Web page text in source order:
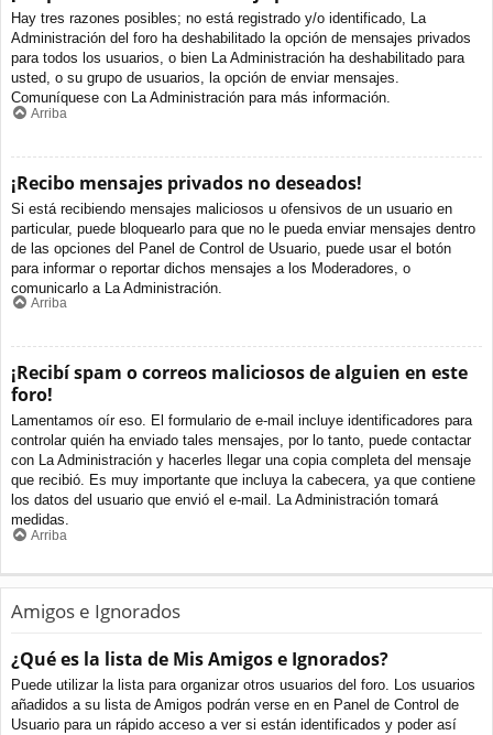
Hay tres razones posibles; no está registrado y/o identificado, La
Administración del foro ha deshabilitado la opción de mensajes privados
para todos los usuarios, o bien La Administración ha deshabilitado para
usted, o su grupo de usuarios, la opción de enviar mensajes.
Comuníquese con La Administración para más información.
Arriba
¡Recibo mensajes privados no deseados!
Si está recibiendo mensajes maliciosos u ofensivos de un usuario en
particular, puede bloquearlo para que no le pueda enviar mensajes dentro
de las opciones del Panel de Control de Usuario, puede usar el botón
para informar o reportar dichos mensajes a los Moderadores, o
comunicarlo a La Administración.
Arriba
¡Recibí spam o correos maliciosos de alguien en este
foro!
Lamentamos oír eso. El formulario de e-mail incluye identificadores para
controlar quién ha enviado tales mensajes, por lo tanto, puede contactar
con La Administración y hacerles llegar una copia completa del mensaje
que recibió. Es muy importante que incluya la cabecera, ya que contiene
los datos del usuario que envió el e-mail. La Administración tomará
medidas.
Arriba
Amigos e Ignorados
¿Qué es la lista de Mis Amigos e Ignorados?
Puede utilizar la lista para organizar otros usuarios del foro. Los usuarios
añadidos a su lista de Amigos podrán verse en en Panel de Control de
Usuario para un rápido acceso a ver si están identificados y poder así